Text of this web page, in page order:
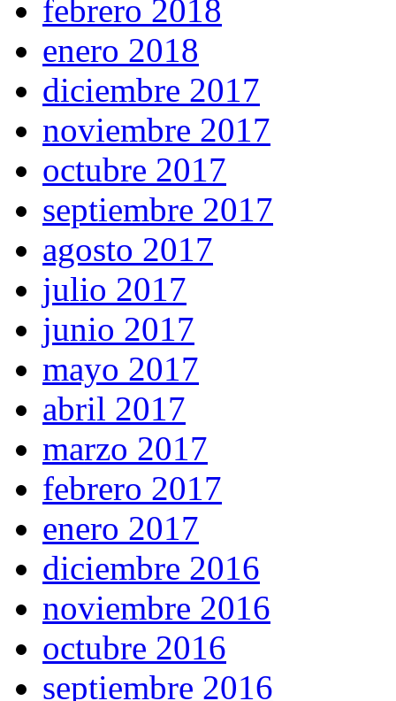
febrero 2018
enero 2018
diciembre 2017
noviembre 2017
octubre 2017
septiembre 2017
agosto 2017
julio 2017
junio 2017
mayo 2017
abril 2017
marzo 2017
febrero 2017
enero 2017
diciembre 2016
noviembre 2016
octubre 2016
septiembre 2016